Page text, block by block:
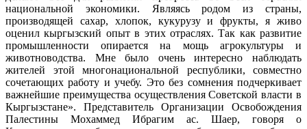
национальной экономики. Являясь родом из страны,
производящей сахар, хлопок, кукурузу и фрукты, я живо
оценил кыргызский опыт в этих отраслях. Так как развитие
промышленности опирается на мощь агрокультуры и
животноводства. Мне было очень интересно наблюдать
жителей этой многонациональной республики, совместно
сочетающих работу и учебу. Это без сомнения подчеркивает
важнейшие преимущества осуществления Советской власти в
Кыргызстане». Представитель Организации Освобождения
Палестины Мохаммед Ибрагим ас. Шаер, говоря о